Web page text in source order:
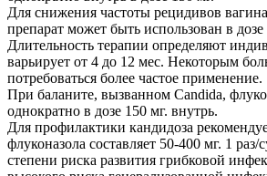
Для снижения частоты рецидивов
препарат может быть использован в дозе
Длительность терапии определяют
варьирует от 4 до 12 мес. Некоторым
потребоваться более частое применение.
При баланите, вызванном Candida,
однократно в дозе 150 мг. внутрь.
Для профилактики кандидоза
флуконазола составляет 50-400 мг. 1 раз/
степени риска развития грибковой